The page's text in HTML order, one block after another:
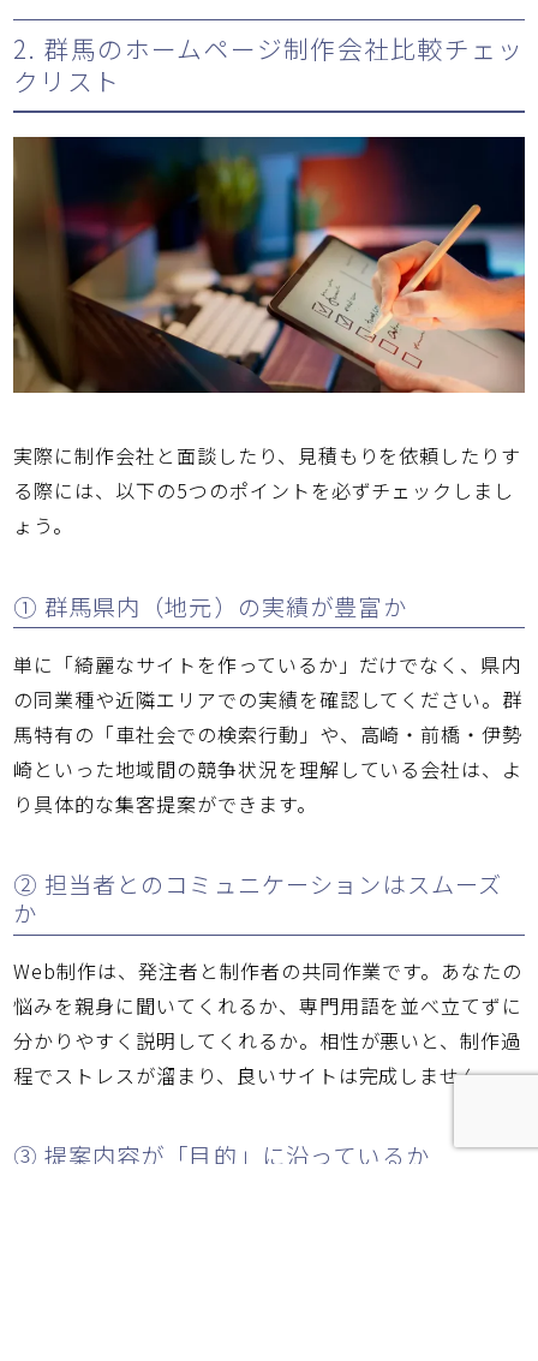
2. 群馬のホームページ制作会社比較チェッ
クリスト
実際に制作会社と面談したり、見積もりを依頼したりす
る際には、以下の5つのポイントを必ずチェックしまし
ょう。
① 群馬県内（地元）の実績が豊富か
単に「綺麗なサイトを作っているか」だけでなく、県内
の同業種や近隣エリアでの実績を確認してください。群
馬特有の「車社会での検索行動」や、高崎・前橋・伊勢
崎といった地域間の競争状況を理解している会社は、よ
り具体的な集客提案ができます。
② 担当者とのコミュニケーションはスムーズ
か
Web制作は、発注者と制作者の共同作業です。あなたの
悩みを親身に聞いてくれるか、専門用語を並べ立てずに
分かりやすく説明してくれるか。相性が悪いと、制作過
程でストレスが溜まり、良いサイトは完成しません。
③ 提案内容が「目的」に沿っているか